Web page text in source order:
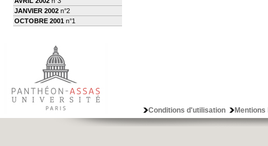
JANVIER 2002 n°2
OCTOBRE 2001 n°1
Conditions d'utilisation Mentions